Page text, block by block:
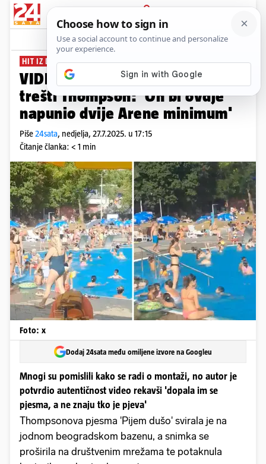
PRIJAVA
News Komentari
HIT IZ DEVEDESETIH
VIDEO Na bazenu u Beogradu
trešti Thompson: 'On bi ovdje
napunio dvije Arene minimum'
Piše24sata, nedjelja, 27.7.2025. u 17:15
Čitanje članka: < 1 min
Foto: x
Dodaj 24sata među omiljene izvore na Googleu
Mnogi su pomislili kako se radi o montaži, no autor je
potvrdio autentičnost video rekavši 'dopala im se
pjesma, a ne znaju tko je pjeva'
Thompsonova pjesma 'Pijem dušo' svirala je na
jodnom beogradskom bazenu, a snimka se
proširila na društvenim mrežama te potaknula